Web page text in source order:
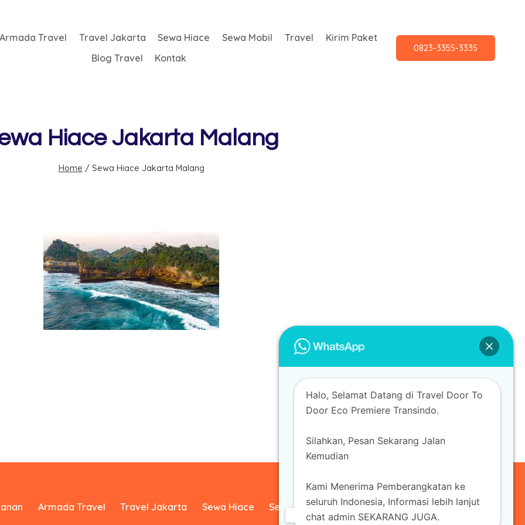
Armada Travel Travel Jakarta Sewa Hiace Sewa Mobil Travel
Kirim Paket
Blog Travel
Kontak
0823-3355-3335
Hiace Jakarta Malang
Home / Sewa Hiace Jakarta Malang
Armada Travel Travel Jakarta Sewa Hiace
Sewa Mobil
Halo, Selamat Datang di Travel Door To
Door Eco Premiere Transindo.
Silahkan, Pesan Sekarang Jalan
Kemudian
Kami Menerima Pemberangkatan ke
seluruh Indonesia, Informasi lebih lanjut
chat admin SEKARANG JUGA.